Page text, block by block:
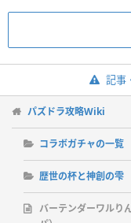
記事
パズドラ攻略Wiki
コラボガチャの一覧
歴世の杯と神創の雫
バーテンダーワルり